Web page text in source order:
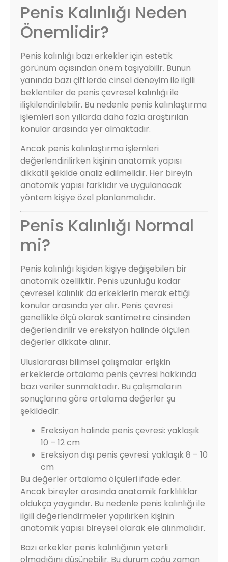
Penis Kalınlığı Neden
Önemlidir?
Penis kalınlığı bazı erkekler için estetik
görünüm açısından önem taşıyabilir. Bunun
yanında bazı çiftlerde cinsel deneyim ile ilgili
beklentiler de penis çevresel kalınlığı ile
ilişkilendirilebilir. Bu nedenle penis kalınlaştırma
işlemleri son yıllarda daha fazla araştırılan
konular arasında yer almaktadır.
Ancak penis kalınlaştırma işlemleri
değerlendirilirken kişinin anatomik yapısı
dikkatli şekilde analiz edilmelidir. Her bireyin
anatomik yapısı farklıdır ve uygulanacak
yöntem kişiye özel planlanmalıdır.
Penis Kalınlığı Normal
mi?
Penis kalınlığı kişiden kişiye değişebilen bir
anatomik özelliktir. Penis uzunluğu kadar
çevresel kalınlık da erkeklerin merak ettiği
konular arasında yer alır. Penis çevresi
genellikle ölçü olarak santimetre cinsinden
değerlendirilir ve ereksiyon halinde ölçülen
değerler dikkate alınır.
Uluslararası bilimsel çalışmalar erişkin
erkeklerde ortalama penis çevresi hakkında
bazı veriler sunmaktadır. Bu çalışmaların
sonuçlarına göre ortalama değerler şu
şekildedir:
Ereksiyon halinde penis çevresi: yaklaşık
10 – 12 cm
Ereksiyon dışı penis çevresi: yaklaşık 8 – 10
cm
Bu değerler ortalama ölçüleri ifade eder.
Ancak bireyler arasında anatomik farklılıklar
oldukça yaygındır. Bu nedenle penis kalınlığı ile
ilgili değerlendirmeler yapılırken kişinin
anatomik yapısı bireysel olarak ele alınmalıdır.
Bazı erkekler penis kalınlığının yeterli